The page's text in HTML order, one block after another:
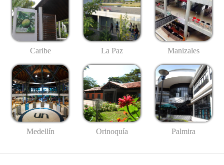
Caribe La Paz Manizales
Medellín Orinoquía Palmira